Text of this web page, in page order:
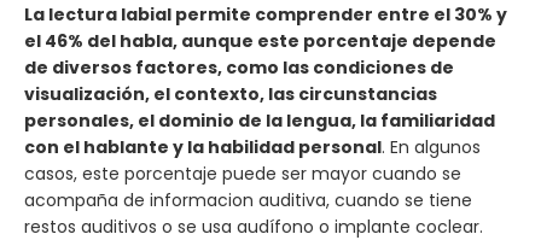
La lectura labial permite comprender entre el 30% y
el 46% del habla, aunque este porcentaje depende
de diversos factores, como las condiciones de
visualización, el contexto, las circunstancias
personales, el dominio de la lengua, la familiaridad
con el hablante y la habilidad personal. En algunos
casos, este porcentaje puede ser mayor cuando se
acompaña de informacion auditiva, cuando se tiene
restos auditivos o se usa audífono o implante coclear.